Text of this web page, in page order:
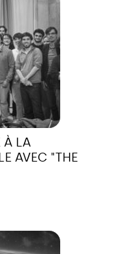
À LA
AVEC "THE